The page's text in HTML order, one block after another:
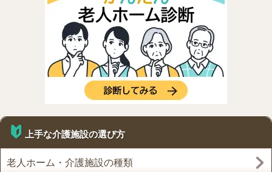
上手な介護施設の選び方
老人ホーム・介護施設の種類